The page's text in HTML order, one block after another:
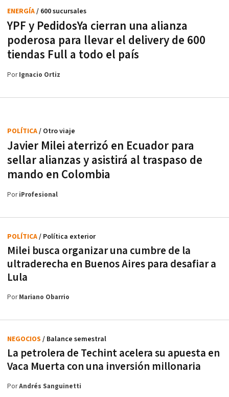
YPF y PedidosYa cierran una alianza
poderosa para llevar el delivery de 600
tiendas Full a todo el país
ENERGÍA/ 600 sucursales
PorIgnacio Ortiz
Javier Milei aterrizó en Ecuador para
sellar alianzas y asistirá al traspaso de
mando en Colombia
POLÍTICA/ Otro viaje
PoriProfesional
Milei busca organizar una cumbre de la
ultraderecha en Buenos Aires para desafiar a
Lula
POLÍTICA/ Política exterior
PorMariano Obarrio
La petrolera de Techint acelera su apuesta en
Vaca Muerta con una inversión millonaria
NEGOCIOS / Balance semestral
PorAndrés Sanguinetti